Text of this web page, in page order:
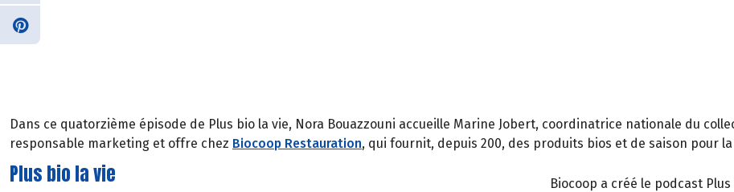
Dans ce quatorzième épisode de Plus bio la vie, Nora Bouazzouni accueille Marine Jobert, coordinatrice nationale du
responsable marketing et offre chez Biocoop Restauration, qui fournit, depuis 200, des produits bios et de saison pour
Plus bio la vie Biocoop a créé le podcast